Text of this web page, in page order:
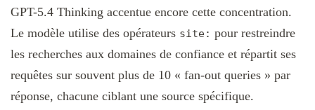
GPT-5.4 Thinking accentue encore cette concentration.
Le modèle utilise des opérateurs site: pour restreindre
les recherches aux domaines de confiance et répartit ses
requêtes sur souvent plus de 10 « fan-out queries » par
réponse, chacune ciblant une source spécifique.